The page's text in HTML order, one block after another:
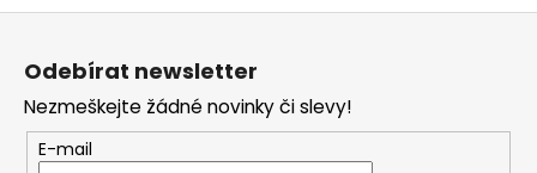
Z
Odebírat newsletter
Nezmeškejte žádné novinky či slevy!
E-mail